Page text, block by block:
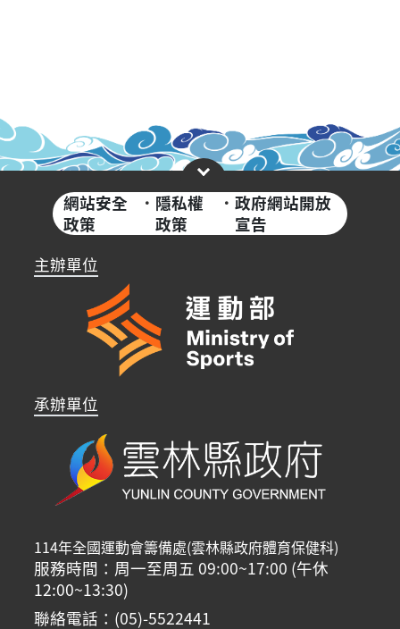
網站安全
政策
· 隱私權
政策
·政府網站開放
宣告
主辦單位
承辦單位
114年全國運動會籌備處(雲林縣政府體育保健科)
服務時間：周一至周五 09:00~17:00 (午休
12:00~13:30)
聯絡電話：(05)-5522441